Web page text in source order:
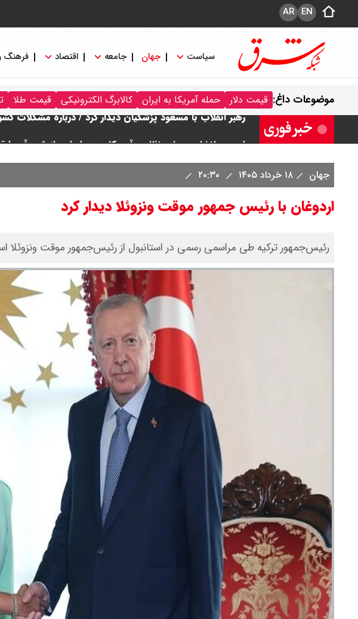
EN
AR
سیاست جهان جامعه اقتصاد فرهنگ
موضوعات داغ: قیمت دلار حمله آمریکا به ایران کالابرگ الکترونیکی قیمت طلا
یک ادعا: برخی مالکان اجاره بها را ۶۰ درصد افزایش می دهند
ونس در بن‌بست سیاسی قرار دارد
با این دیپلمات کاستاریکایی آشنا شوید : شانس او از گروسی
جهان ۱۸ خرداد ۱۴۰۵
اردوغان با رئیس جمهور موقت ونزوئلا دیدار کرد
رئیس‌جمهور ترکیه طی مراسمی رسمی در استانبول از رئیس‌جمهور موقت ونزوئلا